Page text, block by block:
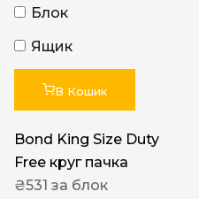
Блок
Ящик
В Кошик
Bond King Size Duty
Free круг пачка
₴531 за блок